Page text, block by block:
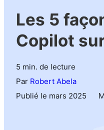
Les 5
Copilot
5 min. de lecture
Par Robert Abela
Publié le mars 2025